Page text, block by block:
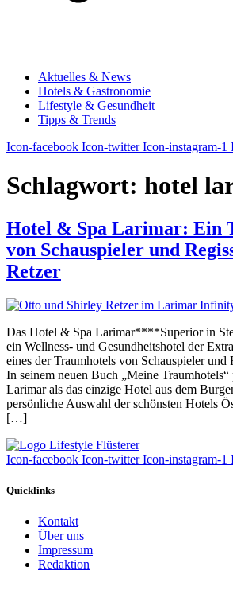
Aktuelles & News
Hotels & Gastronomie
Lifestyle & Gesundheit
Tipps & Trends
Icon-facebook Icon-twitter Icon-instagram-1
Schlagwort: hotel
Hotel & Spa Larimar: Ein
von Schauspieler und
Retzer
Das Hotel & Spa Larimar****Superior in
ein Wellness- und Gesundheitshotel der
eines der Traumhotels von Schauspieler und
In seinem neuen Buch „Meine Traumhotels“
Larimar als das einzige Hotel aus dem
persönliche Auswahl der schönsten Hotels
[…]
Icon-facebook Icon-twitter Icon-instagram-1
Quicklinks
Kontakt
Über uns
Impressum
Redaktion